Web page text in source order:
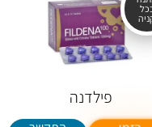
פילדנה